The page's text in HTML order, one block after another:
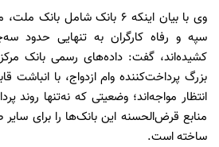
وی با بیان اینکه ۶ بانک شامل
سپه و رفاه کارگران به تنهایی حدود
کشیده‌اند، گفت: داده‌های رسمی بانک
بزرگ پرداخت‌کننده وام ازدواج، با
انتظار مواجه‌اند؛ وضعیتی که نه‌تنها روند
منابع قرض‌الحسنه این بانک‌ها را برای
ساخته است.